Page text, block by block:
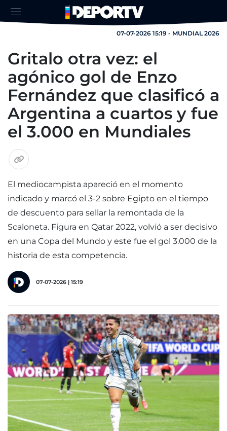
07-07-2026 15:19 - MUNDIAL 2026
Gritalo otra vez: el
agónico gol de Enzo
Fernández que clasificó a
Argentina a cuartos y fue
el 3.000 en Mundiales
El mediocampista apareció en el momento
indicado y marcó el 3-2 sobre Egipto en el tiempo
de descuento para sellar la remontada de la
Scaloneta. Figura en Qatar 2022, volvió a ser decisivo
en una Copa del Mundo y este fue el gol 3.000 de la
historia de esta competencia.
07-07-2026 | 15:19